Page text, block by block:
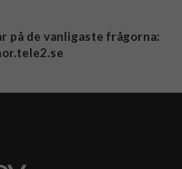
på de vanligaste frågorna: